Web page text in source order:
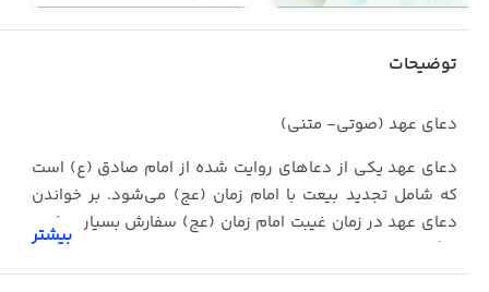
توضیحات
دعای عهد (صوتی- متنی)
دعای عهد یکی از دعاهای روایت شده از امام صادق (ع) است
که شامل تجدید بیعت با امام زمان (عج) می‌شود. بر خواندن
دعای عهد در زمان غیبت امام زمان (عج) سفارش بسیاری شده
و گفته می‌شود که هر کس چهل صبح این دعا را بخواند، به
عنوان یار امام زمان (ع) شناخته خواهد شد.
بیشتر